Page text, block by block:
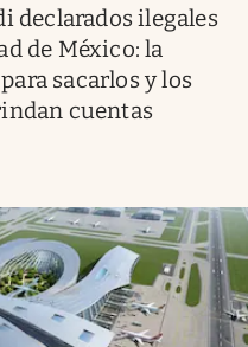
declarados ilegales
de México: la
sacarlos y los
cuentas